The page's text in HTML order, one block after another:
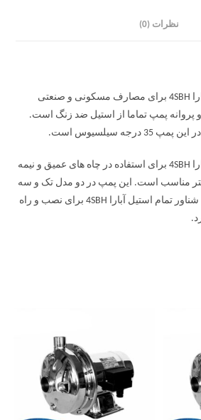
نظرات (0)
پمپ شناور تمام استیل آبارا 4SBH برای مصارف مسکونی و صنعتی
پمپ تماما از استیل ضد زنگ است.
سیلسیوس است.
پمپ شناور تمام استیل آبارا 4SBH برای استفاده در چاه های عمیق و نیمه
و حداکثر عمق 15 متر مناسب است. این پمپ در دو مدل تک و سه
فاز ارائه شده است. پمپ شناور تمام استیل آبارا 4SBH برای نصب و راه